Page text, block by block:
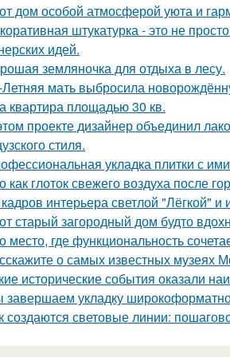
дом особой атмосферой уюта и
штукатурка - это не
идей.
земляночка для отдыха в лесу.
мать выбросила
квартира площадью 30 кв.
проекте дизайнер объединил
стиля.
укладка плитки с
как глоток свежего воздуха после
интерьера светлой "Лёгкой"
старый загородный дом будто
место, где функциональность
о самых известных музеях
исторические события оказали
укладку
создаются световые линии: